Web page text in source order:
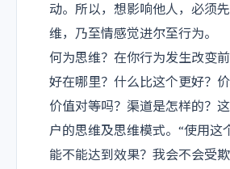
动。所以，想影响他人，必须
维，乃至情感觉进尔至行为。
何为思维？在你行为发生改变前
好在哪里？什么比这个更好？
价值对等吗？渠道是怎样的？
户的思维及思维模式。 “使用这
能不能达到效果？我会不会受